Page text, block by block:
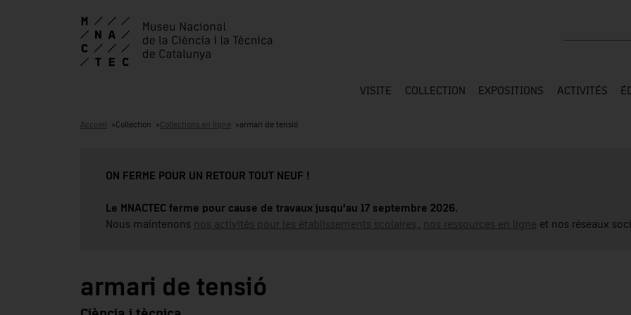
VISITE COLLECTION EXPOSITIONS ACTIVITÉS
Accueil Collection Collections en ligne armari de tensió
ON FERME POUR UN RETOUR TOUT NEUF !
Le MNACTEC ferme pour cause de travaux jusqu'au 17 septembre 2026.
Nous maintenons nos activités pour les établissements scolaires, nos ressources en ligne et nos réseaux
armari de tensió